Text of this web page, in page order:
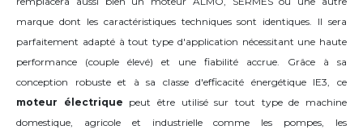
marque dont les caractéristiques techniques sont identiques. Il sera
parfaitement adapté à tout type d'application nécessitant une haute
performance (couple élevé) et une fiabilité accrue. Grâce à sa
conception robuste et à sa classe d'efficacité énergétique IE3, ce
moteur électrique peut être utilisé sur tout type de machine
domestique, agricole et industrielle comme les pompes, les